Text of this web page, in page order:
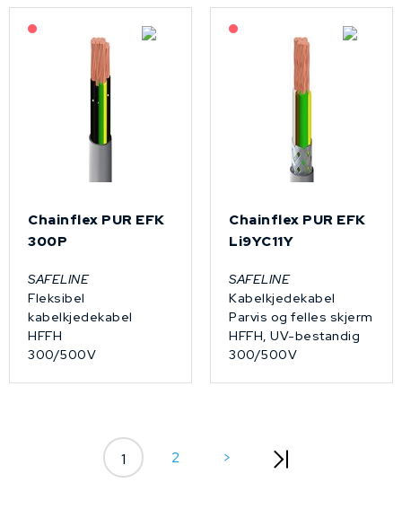
Chainflex PUR EFK
300P
SAFELINE
Fleksibel
kabelkjedekabel
HFFH
300/500V
Chainflex PUR EFK
Li9YC11Y
SAFELINE
Kabelkjedekabel
Parvis og felles skjerm
HFFH, UV-bestandig
300/500V
1 2 >